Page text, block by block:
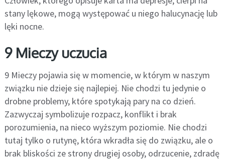
stany lękowe, mogą występować u niego halucynację lub
lęki nocne.
9 Mieczy uczucia
9 Mieczy pojawia się w momencie, w którym w naszym
związku nie dzieje się najlepiej. Nie chodzi tu jedynie o
drobne problemy, które spotykają pary na co dzień.
Zazwyczaj symbolizuje rozpacz, konflikt i brak
porozumienia, na nieco wyższym poziomie. Nie chodzi
tutaj tylko o rutynę, która wkradła się do związku, ale o
brak bliskości ze strony drugiej osoby, odrzucenie, zdradę